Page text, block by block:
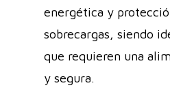
energética y
sobrecargas, siendo
que requieren una
y segura.